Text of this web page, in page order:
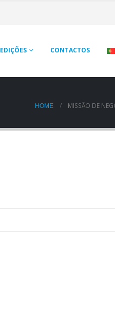
EDIÇÕES CONTACTOS
HOME MISSÃO DE